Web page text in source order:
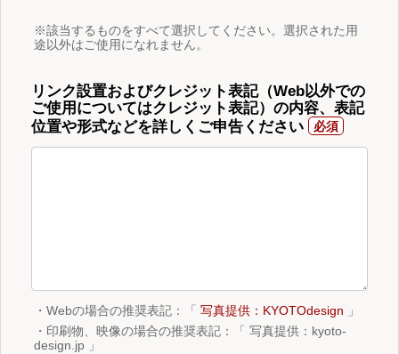
※該当するものをすべて選択してください。選択された用
途以外はご使用になれません。
リンク設置およびクレジット表記（Web以外での
ご使用についてはクレジット表記）の内容、表記
位置や形式などを詳しくご申告ください
・Webの場合の推奨表記：「 写真提供：KYOTOdesign 」
・印刷物、映像の場合の推奨表記：「 写真提供：kyoto-
design.jp 」